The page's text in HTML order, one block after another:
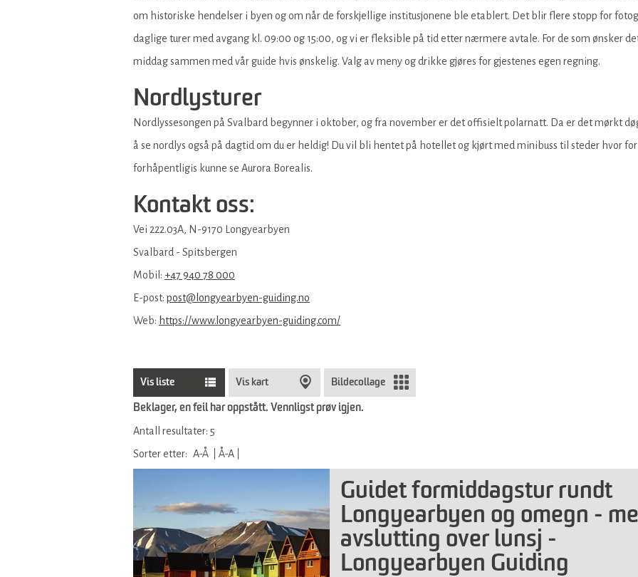
om historiske hendelser i byen og om når de forskjellige institusjonene ble etablert. Det blir flere stopp for
daglige turer med avgang kl. 09:00 og 15:00, og vi er fleksible på tid etter nærmere avtale. For de som ønsker
middag sammen med vår guide hvis ønskelig. Valg av meny og drikke gjøres for gjestenes egen regning.
Nordlysturer
Nordlyssesongen på Svalbard begynner i oktober, og fra november er det offisielt polarnatt. Da er det mørkt
å se nordlys også på dagtid om du er heldig! Du vil bli hentet på hotellet og kjørt med minibuss til steder hvor
forhåpentligis kunne se Aurora Borealis.
Kontakt oss:
Vei 222.03A, N-9170 Longyearbyen
Svalbard - Spitsbergen
Mobil: +47 940 78 000
E-post: post@longyearbyen-guiding.no
Web: https://www.longyearbyen-guiding.com/
Vis liste Vis kart Bildecollage
Beklager, en feil har oppstått. Vennligst prøv igjen.
Antall resultater: 5
Sorter etter: A-Å Å-A
Guidet formiddagstur rundt
Longyearbyen og omegn -
avslutting over lunsj -
Longyearbyen Guiding